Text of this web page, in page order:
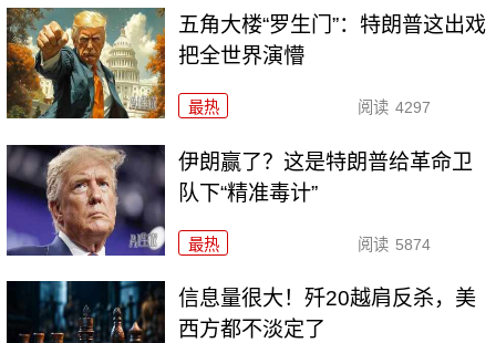
五角大楼“罗生门”：特朗普这出戏
把全世界演懵
最热 阅读 4297
伊朗赢了？这是特朗普给革命卫
队下“精准毒计”
最热 阅读 5874
信息量很大！歼20越肩反杀，美
西方都不淡定了